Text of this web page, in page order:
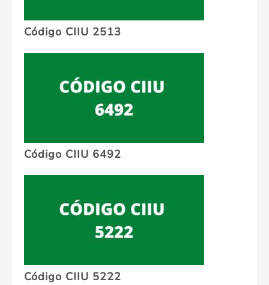
Código CIIU 2513
Código CIIU 6492
Código CIIU 5222